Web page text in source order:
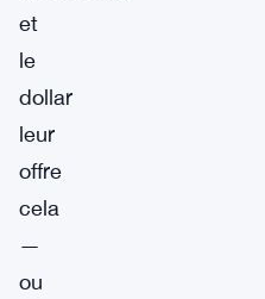
et
le
dollar
leur
offre
cela
—
ou